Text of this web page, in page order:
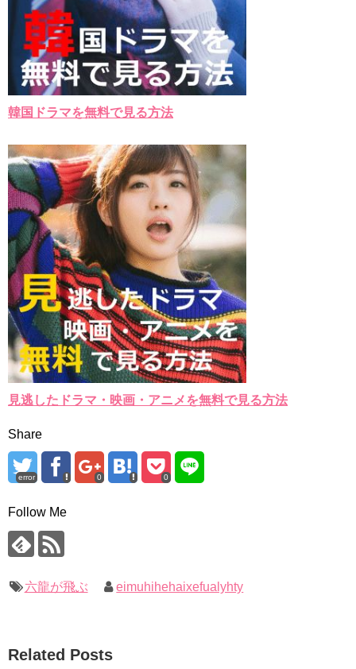
韓国ドラマを無料で見る方法
見逃したドラマ・映画・アニメを無料で見る方法
Share
error 0 0
Follow Me
六龍が飛ぶ eimuhihehaixefualyhty
Related Posts